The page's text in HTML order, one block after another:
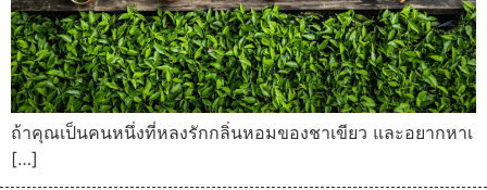
ถ้าคุณเป็นคนหนึ่งที่หลงรักกลิ่นหอมของชาเขียว และอยากหาเ
[…]